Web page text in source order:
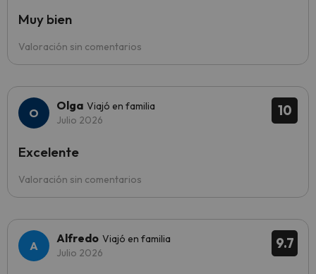
Valoración sin comentarios
Muy bien
10
Olga Viajó en familia
Julio 2026
Valoración sin comentarios
Excelente
9.7
Alfredo Viajó en familia
Julio 2026